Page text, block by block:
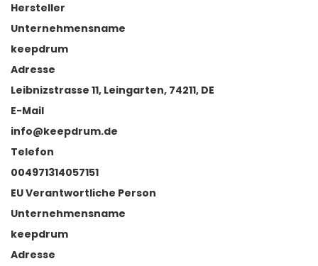
Hersteller
Unternehmensname
keepdrum
Adresse
Leibnizstrasse 11, Leingarten, 74211, DE
E-Mail
info@keepdrum.de
Telefon
004971314057151
EU Verantwortliche Person
Unternehmensname
keepdrum
Adresse